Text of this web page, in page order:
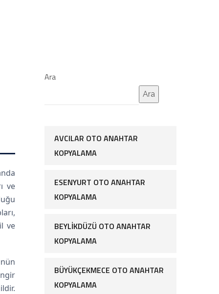
ve
ve
Ara
Ara
AVCILAR OTO ANAHTAR
KOPYALAMA
ESENYURT OTO ANAHTAR
KOPYALAMA
BEYLIKDÜZÜ OTO ANAHTAR
KOPYALAMA
BÜYÜKÇEKMECE OTO ANAHTAR
KOPYALAMA